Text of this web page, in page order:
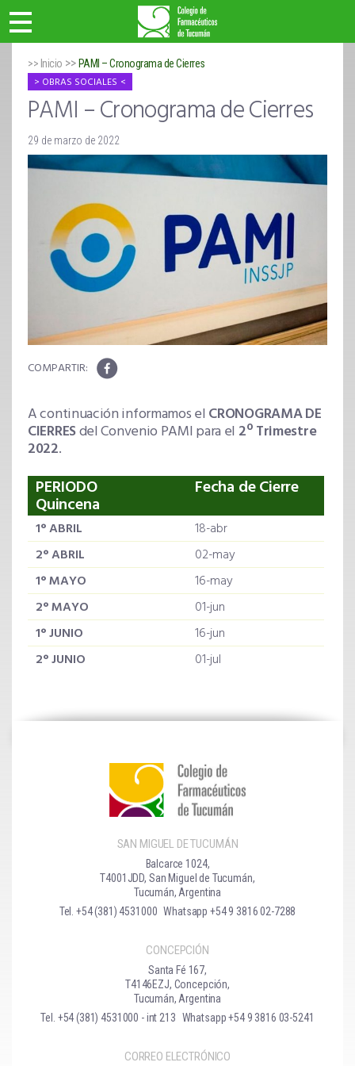
>> Inicio >> PAMI – Cronograma de Cierres
OBRAS SOCIALES
PAMI – Cronograma de Cierres
29 de marzo de 2022
A continuación informamos el CRONOGRAMA DE
CIERRESdel Convenio PAMI para el 2º Trimestre
2022.
PERIODO
Quincena
Fecha de Cierre
1° ABRIL
18-abr
2° ABRIL
02-may
1° MAYO
16-may
2° MAYO
01-jun
1° JUNIO
16-jun
2° JUNIO
01-jul
SAN MIGUEL DE TUCUMÁN
Balcarce 1024,
T4001JDD, San Miguel de Tucumán,
Tucumán, Argentina
Tel. +54 (381) 4531000 Whatsapp +54 9 3816 02-7288
CONCEPCIÓN
Santa Fé 167,
T4146EZJ, Concepción,
Tucumán, Argentina
Tel. +54 (381) 4531000 - int 213 Whatsapp +54 9 3816 03-5241
CORREO ELECTRÓNICO